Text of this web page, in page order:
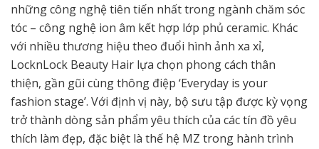
những công nghệ tiên tiến nhất trong ngành chăm sóc
tóc – công nghệ ion âm kết hợp lớp phủ ceramic. Khác
với nhiều thương hiệu theo đuổi hình ảnh xa xỉ,
LocknLock Beauty Hair lựa chọn phong cách thân
thiện, gần gũi cùng thông điệp ‘Everyday is your
fashion stage’. Với định vị này, bộ sưu tập được kỳ vọng
trở thành dòng sản phẩm yêu thích của các tín đồ yêu
thích làm đẹp, đặc biệt là thế hệ MZ trong hành trình